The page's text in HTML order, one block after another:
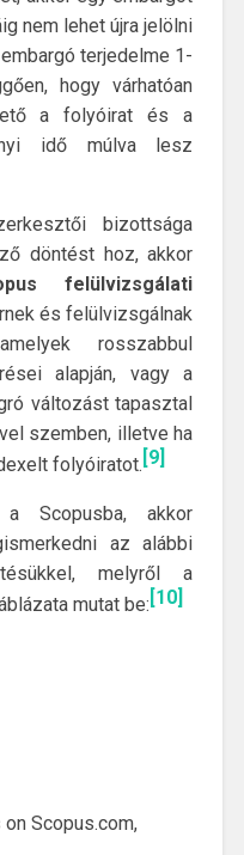
nem lehet újra jelölni
terjedelme 1-
hogy várhatóan
a folyóirat és a
idő múlva lesz
bizottsága
döntést hoz, akkor
felülvizsgálati
és felülvizsgálnak
rosszabbul
alapján, vagy a
változást tapasztal
szemben, illetve ha
folyóiratot. [9]
Scopusba, akkor
az alábbi
melyről a
mutat be: [10]
Scopus.com,